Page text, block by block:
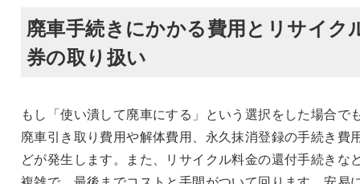
廃車手続きにかかる費用とリサイク
券の取り扱い
もし「使い潰して廃車にする」という選択をした場合で
廃車引き取り費用や解体費用、永久抹消登録の手続き費
どが発生します。また、リサイクル料金の還付手続きな